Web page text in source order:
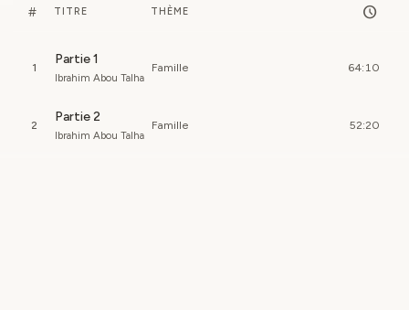
# TITRE THÈME schedule
1
Partie 1
Ibrahim Abou Talha
Famille 64:10
2
Partie 2
Ibrahim Abou Talha
Famille 52:20